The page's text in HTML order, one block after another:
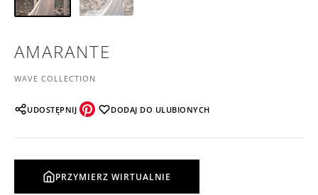
AMARANTE
WAVE COLLECTION
UDOSTĘPNIJ DODAJ DO ULUBIONYCH
PRZYMIERZ WIRTUALNIE